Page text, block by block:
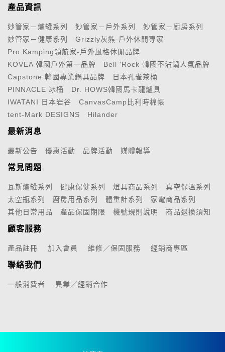
產品資訊
妙管家－爐罐系列 妙管家－戶外系列
妙管家－廚房系列
妙管家－健康系列
Grizzly灰熊-戶外休閒專家
Pro Kamping領航家-戶外風格休閒品牌
KOVEA 韓國戶外第一品牌
Bell 'Rock 韓國不沾鍋人氣品牌
Capstone 韓國專業鍋具品牌
日本孔雀茶桶
PINNACLE 冰桶
Dr. HOWS韓國馬卡龍爐具
IWATANI 日本岩谷
CanvasCamp比利時棉帳
tent-Mark DESIGNS
Hilander
最新消息
最新公告 優惠活動 品牌活動 媒體報導
常見問題
瓦斯爐罐系列 健康保健系列 燈具商品系列
真空保溫系列
太空瓶系列
廚房用品系列 體重計系列
家電商品系列
其他日常用品
產品保固期限 機號規則說明 商品退換須知
顧客服務
產品註冊 加入會員 維修／保固服務 經銷商專區
聯絡我們
一般消費者 異業／經銷合作